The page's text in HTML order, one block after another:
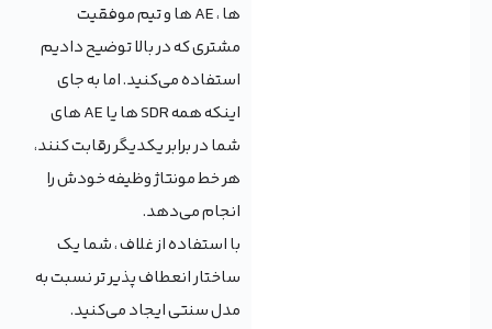
ها ، AE ها و تیم موفقیت
مشتری که در بالا توضیح دادیم
استفاده می‌کنید. اما به جای
اینکه همه SDR ها یا AE های
شما در برابر یکدیگر رقابت کنند،
هر خط مونتاژ وظیفه خودش را
انجام می‌دهد.
با استفاده از غلاف ، شما یک
ساختار انعطاف پذیر تر نسبت به
مدل سنتی ایجاد می‌کنید.